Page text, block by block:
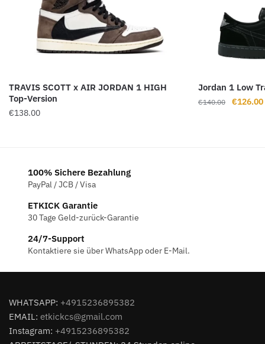
TRAVIS SCOTT x AIR JORDAN 1 HIGH
Top-Version
€138.00
Jordan 1 Low
€140.00 €126.00
100% Sichere Bezahlung
PayPal / JCB / Visa
ETKICK Garantie
30 Tage Geld-zurück-Garantie
24/7-Support
Kontaktiere sie über WhatsApp oder E-Mail.
WHATSAPP: +4915236895382
EMAIL: etkickcs@gmail.com
Instagram: +4915236895382